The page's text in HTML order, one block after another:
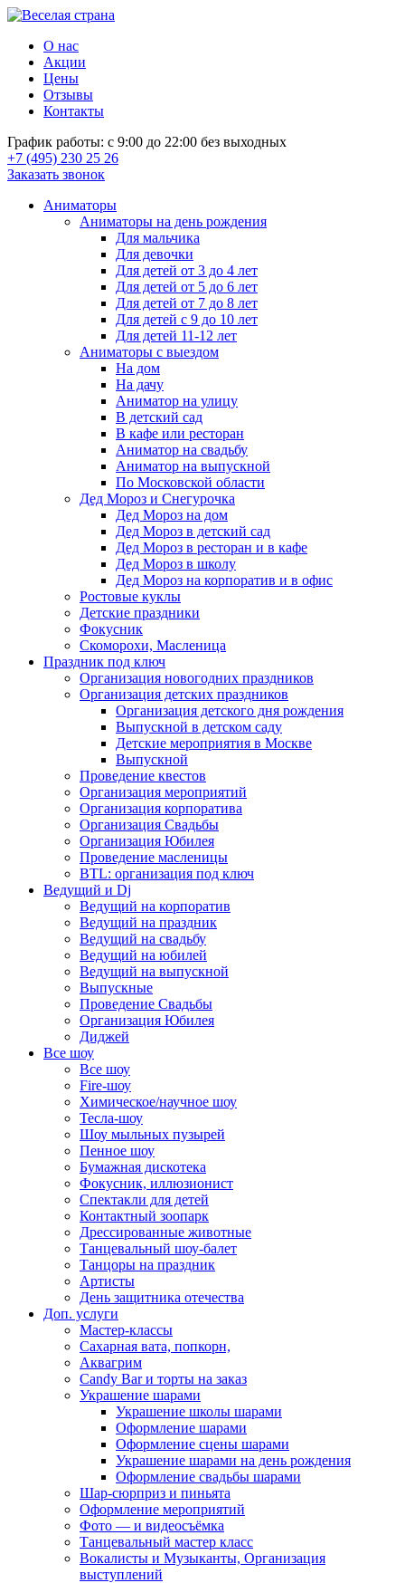
О нас
Акции
Цены
Отзывы
Контакты
График работы: с 9:00 до 22:00 без выходных
+7 (495) 230 25 26
Заказать звонок
Аниматоры
Аниматоры на день рождения
Для мальчика
Для девочки
Для детей от 3 до 4 лет
Для детей от 5 до 6 лет
Для детей от 7 до 8 лет
Для детей с 9 до 10 лет
Для детей 11-12 лет
Аниматоры с выездом
На дом
На дачу
Аниматор на улицу
В детский сад
В кафе или ресторан
Аниматор на свадьбу
Аниматор на выпускной
По Московской области
Дед Мороз и Снегурочка
Дед Мороз на дом
Дед Мороз в детский сад
Дед Мороз в ресторан и в кафе
Дед Мороз в школу
Дед Мороз на корпоратив и в офис
Ростовые куклы
Детские праздники
Фокусник
Скоморохи, Масленица
Праздник под ключ
Организация новогодних праздников
Организация детских праздников
Организация детского дня рождения
Выпускной в детском саду
Детские мероприятия в Москве
Выпускной
Проведение квестов
Организация мероприятий
Организация корпоратива
Организация Свадьбы
Организация Юбилея
Проведение масленицы
BTL: организация под ключ
Ведущий и Dj
Ведущий на корпоратив
Ведущий на праздник
Ведущий на свадьбу
Ведущий на юбилей
Ведущий на выпускной
Выпускные
Проведение Свадьбы
Организация Юбилея
Диджей
Все шоу
Все шоу
Fire-шоу
Химическое/научное шоу
Тесла-шоу
Шоу мыльных пузырей
Пенное шоу
Бумажная дискотека
Фокусник, иллюзионист
Спектакли для детей
Контактный зоопарк
Дрессированные животные
Танцевальный шоу-балет
Танцоры на праздник
Артисты
День защитника отечества
Доп. услуги
Мастер-классы
Сахарная вата, попкорн,
Аквагрим
Candy Bar и торты на заказ
Украшение шарами
Украшение школы шарами
Оформление шарами
Оформление сцены шарами
Украшение шарами на день рождения
Оформление свадьбы шарами
Шар-сюрприз и пиньята
Оформление мероприятий
Фото — и видеосъёмка
Танцевальный мастер класс
Вокалисты и Музыканты, Организация
выступлений